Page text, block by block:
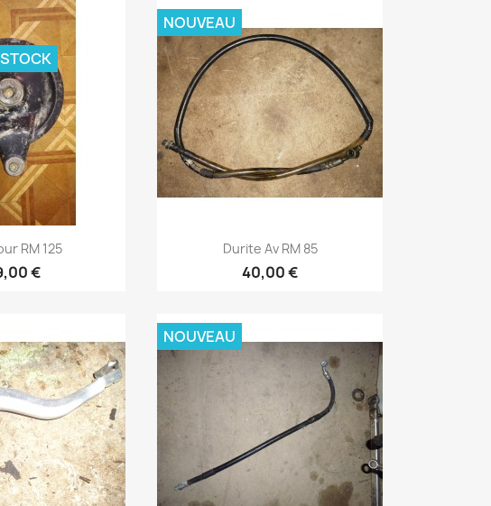
rapide
RM 125
€
Aperçu rapide
Durite Av RM 85
40,00 €
NOUVEAU
NOUVEAU